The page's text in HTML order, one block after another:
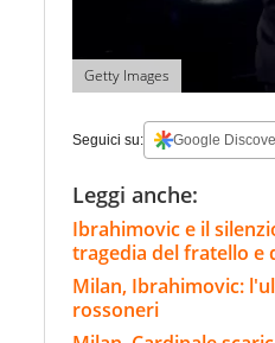
Getty Images
Seguici su: Google
Leggi anche:
Ibrahimovic e il
tragedia del fratello e
Milan, Ibrahimovic:
rossoneri